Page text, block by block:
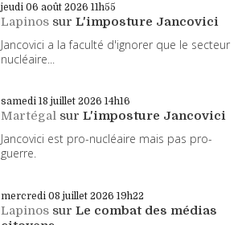
jeudi 06 août 2026 11h55
Lapinos sur L'imposture Jancovici
Jancovici a la faculté d'ignorer que le secteur
nucléaire...
samedi 18 juillet 2026 14h16
Martégal sur L'imposture Jancovici
Jancovici est pro-nucléaire mais pas pro-
guerre.
mercredi 08 juillet 2026 19h22
Lapinos sur Le combat des médias